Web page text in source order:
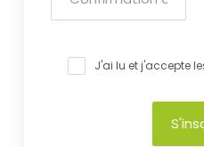
J'ai lu et j'accepte